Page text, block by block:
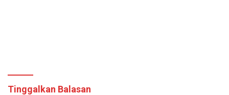
Tinggalkan Balasan